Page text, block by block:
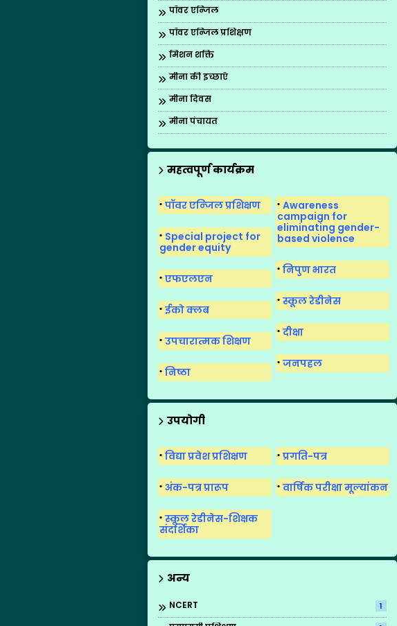
पॉवर एन्जिल
पॉवर एन्जिल प्रशिक्षण
मिशन शक्ति
मीना की इच्छाएँ
मीना दिवस
मीना पंचायत
मीना मंच का पुनर्गठन
मीना मंच सुगमकर्ता
महत्वपूर्ण कार्यक्रम
पॉवर एन्जिल प्रशिक्षण
Awareness
campaign for
eliminating gender-
based violence
Special project for
gender equity
निपुण भारत
एफएलएन
स्कूल रेडीनेस
ईको क्लब
दीक्षा
उपचारात्मक शिक्षण
जनपहल
निष्ठा
उपयोगी
विद्या प्रवेश प्रशिक्षण प्रगति-पत्र
अंक-पत्र प्रारूप वार्षिक परीक्षा मूल्यांकन
स्कूल रेडीनेस-शिक्षक
संदर्शिका
अन्य
NCERT 1